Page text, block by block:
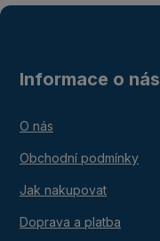
Informace o nás
O nás
Obchodní podmínky
Jak nakupovat
Doprava a platba